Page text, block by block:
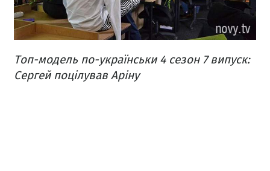
Топ-модель по-українськи 4 сезон 7 випуск:
Сергей поцілував Аріну